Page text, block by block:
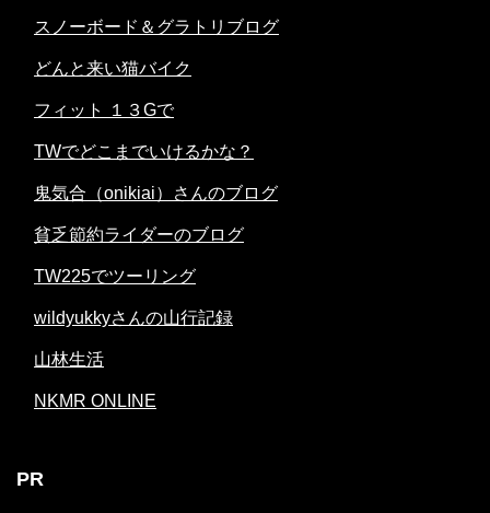
スノーボード＆グラトリブログ
どんと来い猫バイク
フィット １３Gで
TWでどこまでいけるかな？
鬼気合（onikiai）さんのブログ
貧乏節約ライダーのブログ
TW225でツーリング
wildyukkyさんの山行記録
山林生活
NKMR ONLINE
PR